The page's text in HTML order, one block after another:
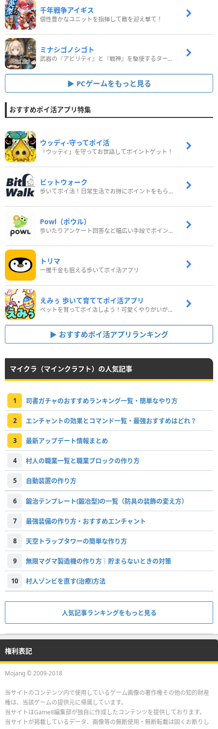
千年戦争アイギス
個性豊かなユニットを指揮して敵を迎え撃て！
ミナシゴノシゴト
武器の『アビリティ』と『戦神』を駆使するターン制コマンドバトルRPG！
PCゲームをもっと見る
おすすめポイ活アプリ特集
ウッディ‐守ってポイ活
「ウッディ」を守ってお世話してポイントゲット！
ビットウォーク
歩いてポイ活！日常生活でお得にポイントをもらおう
Powl（ポウル）
歩いたりアンケート回答など幅広い手段でポイントをゲット
トリマ
一攫千金も狙える歩いてポイ活アプリ
えみぅ 歩いて育ててポイ活アプリ
ペットを育ってポイ活しよう！可愛くやりがいがある新感覚アプリ
おすすめポイ活アプリランキング
マイクラ（マインクラフト）の人気記事
1 司書ガチャのおすすめランキング一覧・簡単なやり方
2 エンチャントの効果とコマンド一覧・最強おすすめはどれ？
3 最新アップデート情報まとめ
4 村人の職業一覧と職業ブロックの作り方
5 自動装置の作り方
6 鍛治テンプレート(鍛冶型)の一覧（防具の装飾の変え方）
7 最強装備の作り方・おすすめエンチャント
8 天空トラップタワーの簡単な作り方
9 無限マグマ製造機の作り方｜貯まらないときの対策
10 村人ゾンビを直す(治療)方法
人気記事ランキングをもっと見る
権利表記
Mojang © 2009-2018
当サイトのコンテンツ内で使用しているゲーム画像の著作権その他の知的財産
権は、当該ゲームの提供元に帰属しています。
当サイトはGame8編集部が独自に作成したコンテンツを提供しております。
当サイトが掲載しているデータ、画像等の無断使用・無断転載は固くお断りし